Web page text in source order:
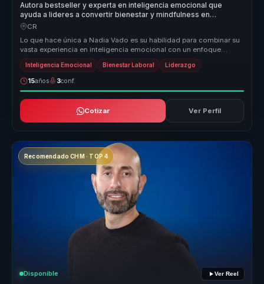
Autora bestseller y experta en inteligencia emocional que
ayuda a lideres a convertir bienestar y mindfulness en
productividad y entornos saludables.
CR
Lo que hace única a Nadia Vado es su habilidad para combinar su
vasta experiencia en inteligencia emocional con un enfoque
práctico y apl...
Inteligencia Emocional Bienestar Laboral Liderazgo
15años 3conf.
Cotizar Ver Perfil
Recomendado CHM · TOP 4
Disponible Ver Reel